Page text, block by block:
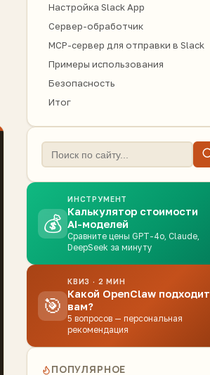
Настройка Slack App
Сервер-обработчик
MCP-сервер для отправки в Slack
Примеры использования
Безопасность
Итог
💰
ИНСТРУМЕНТ
Калькулятор стоимости
AI-моделей
Сравните цены GPT-4o, Claude,
DeepSeek за минуту
🎯
КВИЗ · 2 МИН
Какой OpenClaw подходит
вам?
5 вопросов — персональная
рекомендация
ПОПУЛЯРНОЕ